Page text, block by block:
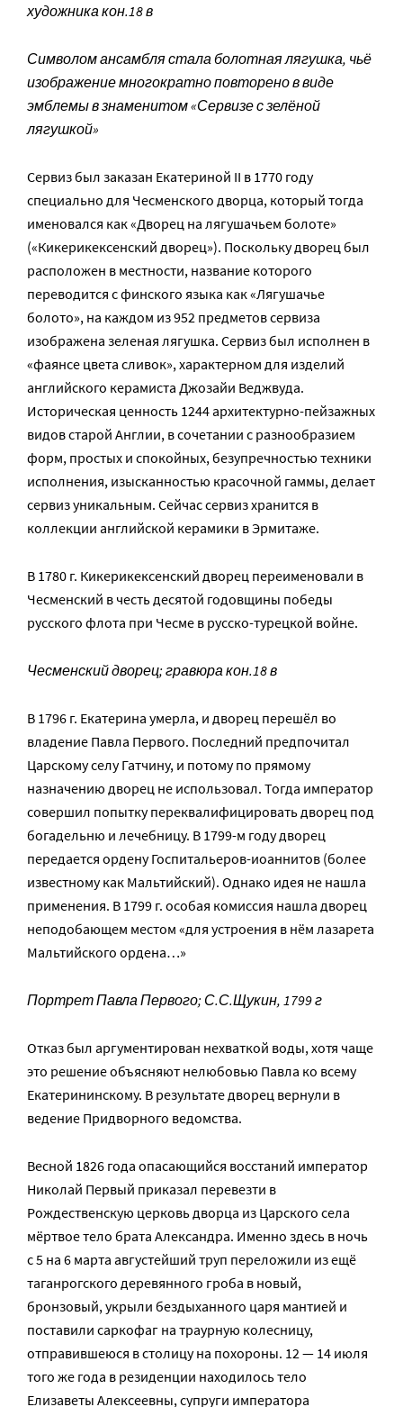
художника кон.18 в
Символом ансамбля стала болотная лягушка, чьё
изображение многократно повторено в виде
эмблемы в знаменитом «Сервизе с зелёной
лягушкой»
Сервиз был заказан Екатериной II в 1770 году
специально для Чесменского дворца, который тогда
именовался как «Дворец на лягушачьем болоте»
(«Кикерикексенский дворец»). Поскольку дворец был
расположен в местности, название которого
переводится с финского языка как «Лягушачье
болото», на каждом из 952 предметов сервиза
изображена зеленая лягушка. Сервиз был исполнен в
«фаянсе цвета сливок», характерном для изделий
английского керамиста Джозайи Веджвуда.
Историческая ценность 1244 архитектурно-пейзажных
видов старой Англии, в сочетании с разнообразием
форм, простых и спокойных, безупречностью техники
исполнения, изысканностью красочной гаммы, делает
сервиз уникальным. Сейчас сервиз хранится в
коллекции английской керамики в Эрмитаже.
В 1780 г. Кикерикексенский дворец переименовали в
Чесменский в честь десятой годовщины победы
русского флота при Чесме в русско-турецкой войне.
Чесменский дворец; гравюра кон.18 в
В 1796 г. Екатерина умерла, и дворец перешёл во
владение Павла Первого. Последний предпочитал
Царскому селу Гатчину, и потому по прямому
назначению дворец не использовал. Тогда император
совершил попытку переквалифицировать дворец под
богадельню и лечебницу. В 1799-м году дворец
передается ордену Госпитальеров-иоаннитов (более
известному как Мальтийский). Однако идея не нашла
применения. В 1799 г. особая комиссия нашла дворец
неподобающем местом «для устроения в нём лазарета
Мальтийского ордена…»
Портрет Павла Первого; С.С.Щукин, 1799 г
Отказ был аргументирован нехваткой воды, хотя чаще
это решение объясняют нелюбовью Павла ко всему
Екатерининскому. В результате дворец вернули в
ведение Придворного ведомства.
Весной 1826 года опасающийся восстаний император
Николай Первый приказал перевезти в
Рождественскую церковь дворца из Царского села
мёртвое тело брата Александра. Именно здесь в ночь
с 5 на 6 марта августейший труп переложили из ещё
таганрогского деревянного гроба в новый,
бронзовый, укрыли бездыханного царя мантией и
поставили саркофаг на траурную колесницу,
отправившеюся в столицу на похороны. 12 — 14 июля
того же года в резиденции находилось тело
Елизаветы Алексеевны, супруги императора